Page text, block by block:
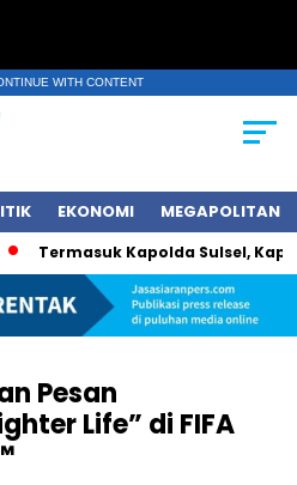
WITH CONTENT
EKONOMI MEGAPOLITAN
Termasuk Kapolda Sulsel, Kapolri
Pesan
Life” di FIFA